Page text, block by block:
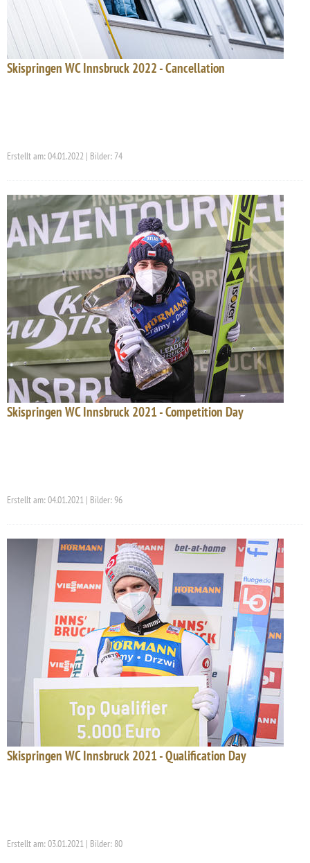
Skispringen WC Innsbruck 2022 - Cancellation
Erstellt am: 04.01.2022 | Bilder: 74
Skispringen WC Innsbruck 2021 - Competition Day
Erstellt am: 04.01.2021 | Bilder: 96
Skispringen WC Innsbruck 2021 - Qualification Day
Erstellt am: 03.01.2021 | Bilder: 80